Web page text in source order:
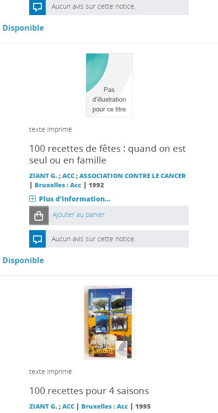
Aucun avis sur cette notice.
Disponible
texte imprimé
100 recettes de fêtes : quand on est
seul ou en famille
ZIANT G.;ACC;ASSOCIATION CONTRE LE CANCER
| Bruxelles : Acc| 1992
Plus d'information...
Ajouter au panier
Aucun avis sur cette notice.
Disponible
texte imprimé
100 recettes pour 4 saisons
ZIANT G.;ACC | Bruxelles : Acc| 1995